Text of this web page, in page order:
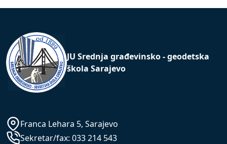
JU Srednja građevinsko - geodetska
škola Sarajevo
Franca Lehara 5, Sarajevo
Sekretar/fax: 033 214 543